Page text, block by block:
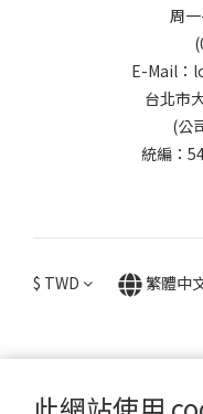
周
E-Mail：
台北市
(公
統編：
$ TWD 繁體中
提醒您，我們不會以